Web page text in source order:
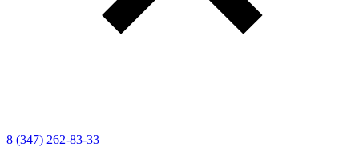
8 (347) 262-83-33